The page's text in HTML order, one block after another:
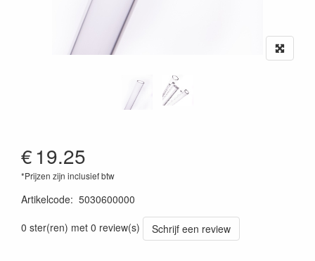
€19.25
*Prijzen zijn inclusief btw
Artikelcode: 5030600000
0 ster(ren) met 0 review(s)
Schrijf een review